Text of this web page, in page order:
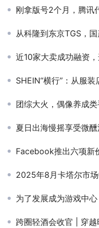
刚拿版号2个月，腾讯代理，
从科隆到东京TGS，
近10家大卖成功融资
SHEIN“横行”：从服装店到百
团综大火，偶像养成
夏日出海慢摇享受微醺浪漫
Facebook推出六项新价
2025年8月卡塔尔市
为了发展成为游戏中
跨圈轻酒会收官 | 穿越